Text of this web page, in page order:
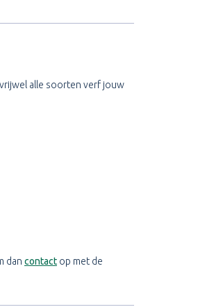
alle soorten verf jouw
dan contact op met de